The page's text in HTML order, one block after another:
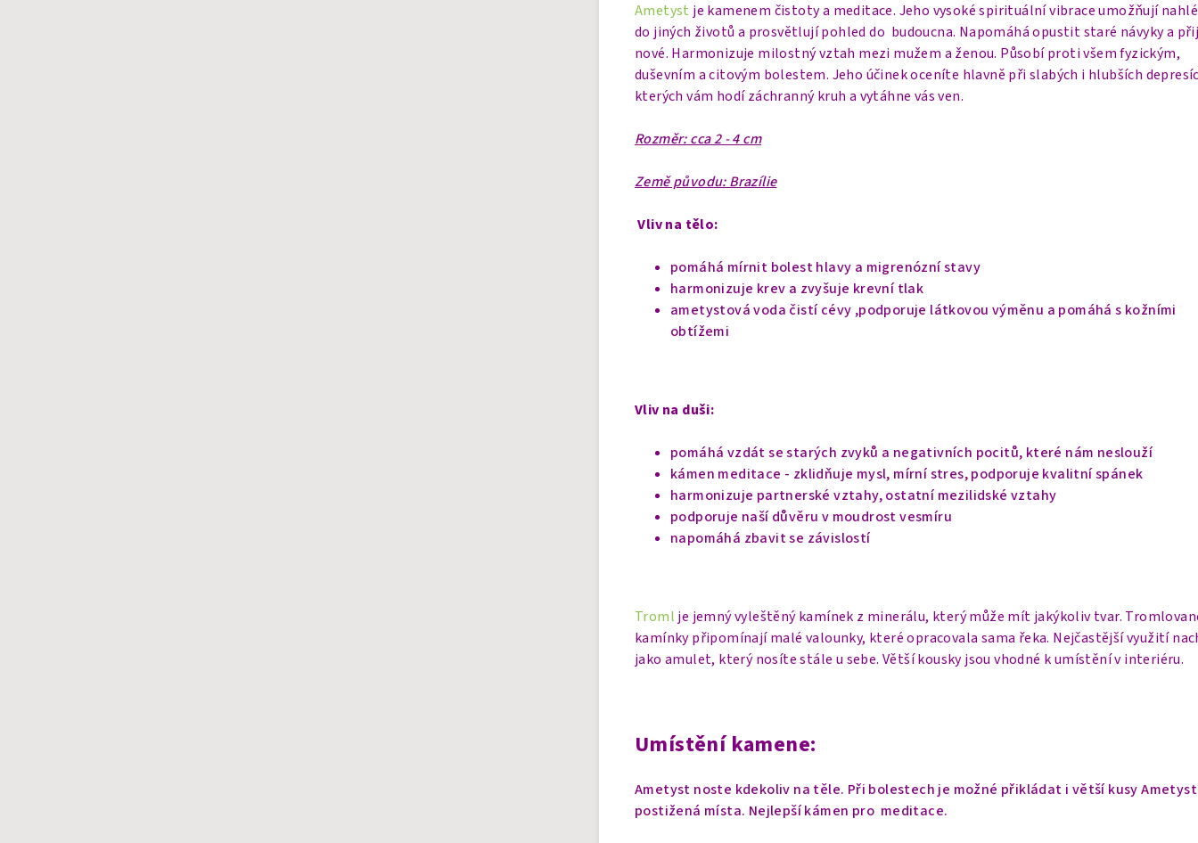
Ametyst je kamenem čistoty a meditace. Jeho vysoké spirituální vibrace umožňují
do jiných životů a prosvětlují pohled do budoucna. Napomáhá opustit staré návyky a
nové. Harmonizuje milostný vztah mezi mužem a ženou. Působí proti všem fyzickým,
duševním a citovým bolestem. Jeho účinek oceníte hlavně při slabých i hlubších
kterých vám hodí záchranný kruh a vytáhne vás ven.
Rozměr: cca 2 - 4 cm
Země původu: Brazílie
Vliv na tělo:
pomáhá mírnit bolest hlavy a migrenózní stavy
harmonizuje krev a zvyšuje krevní tlak
ametystová voda čistí cévy ,podporuje látkovou výměnu a pomáhá s kožními
obtížemi
Vliv na duši:
pomáhá vzdát se starých zvyků a negativních pocitů, které nám neslouží
kámen meditace - zklidňuje mysl, mírní stres, podporuje kvalitní spánek
harmonizuje partnerské vztahy, ostatní mezilidské vztahy
podporuje naší důvěru v moudrost vesmíru
napomáhá zbavit se závislostí
Troml je jemný vyleštěný kamínek z minerálu, který může mít jakýkoliv tvar.
kamínky připomínají malé valounky, které opracovala sama řeka. Nejčastější využití
jako amulet, který nosíte stále u sebe. Větší kousky jsou vhodné k umístění v interiéru.
Umístění kamene:
Ametyst noste kdekoliv na těle. Při bolestech je možné přikládat i větší kusy
postižená místa. Nejlepší kámen pro meditace.